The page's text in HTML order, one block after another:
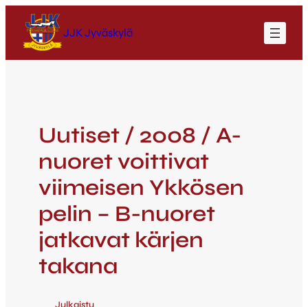
JJK Jyväskylä
Uutiset / 2008 / A-
nuoret voittivat
viimeisen Ykkösen
pelin – B-nuoret
jatkavat kärjen
takana
Julkaistu